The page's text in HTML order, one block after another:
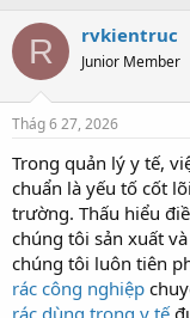
r
e
a
s
t
a
t
e
r
a
t
e
R rvkientruc
Junior Member
Thág 6 27, 2026
Trong quản lý y tế,
chuẩn là yếu tố cốt
trường. Thấu hiểu
chúng tôi sản xuất
chúng tôi luôn tiên
rác công nghiệp
rác dùng trong y tế